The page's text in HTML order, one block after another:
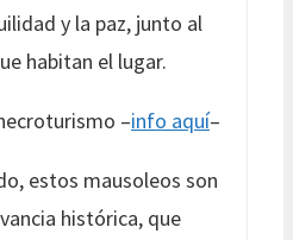
y la paz, junto al
habitan el lugar.
–info aquí–
estos mausoleos son
histórica, que